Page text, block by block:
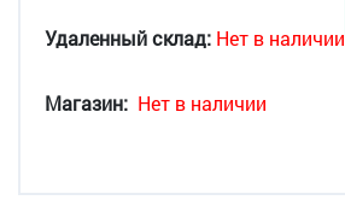
Удаленный склад: Нет в наличии
Магазин: Нет в наличии